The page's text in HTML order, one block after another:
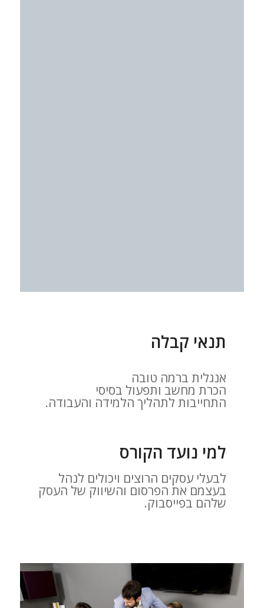
תנאי קבלה
אנגלית ברמה טובה
הכרת מחשב ותפעול בסיסי
התחייבות לתהליך הלמידה והעבודה.
למי נועד הקורס
לבעלי עסקים הרוצים ויכולים לנהל
בעצמם את הפרסום והשיווק של העסק
שלהם בפייסבוק.